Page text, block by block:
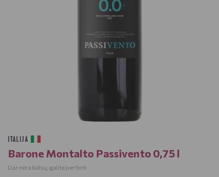
ITALIJA
Barone Montalto Passivento 0,75 l
Dar nėra balsų, galite įvertinti